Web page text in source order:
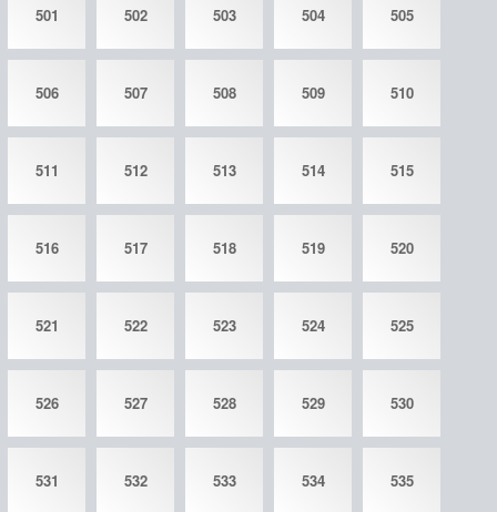
501 502 503 504 505
506 507 508 509 510
511 512 513 514 515
516 517 518 519 520
521 522 523 524 525
526 527 528 529 530
531 532 533 534 535